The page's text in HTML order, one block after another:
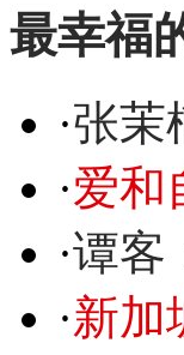
最幸福
·张茉
·爱和
·谭客
·新加